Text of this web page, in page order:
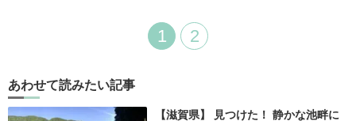
1 2
あわせて読みたい記事
【滋賀県】 見つけた！ 静かな池畔に